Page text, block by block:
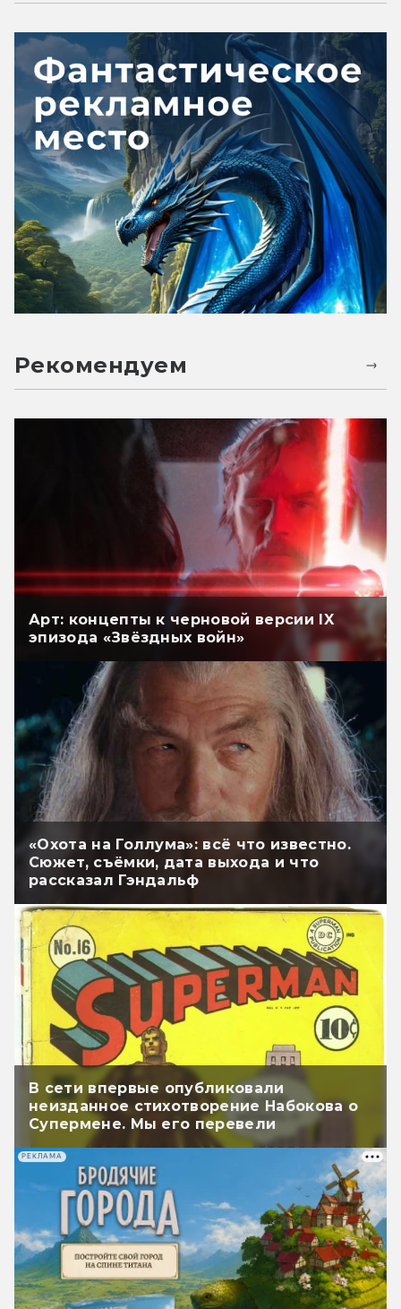
Рекомендуем
Арт: концепты к черновой версии IX
эпизода «Звёздных войн»
«Охота на Голлума»: всё что известно.
Сюжет, съёмки, дата выхода и что
рассказал Гэндальф
В сети впервые опубликовали
неизданное стихотворение Набокова о
Супермене. Мы его перевели
РЕКЛАМА